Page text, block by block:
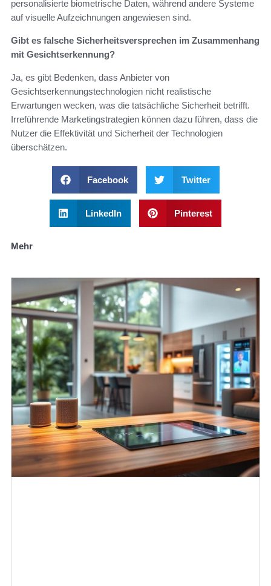
personalisierte biometrische Daten, während andere Systeme
auf visuelle Aufzeichnungen angewiesen sind.
Gibt es falsche Sicherheitsversprechen im Zusammenhang
mit Gesichtserkennung?
Ja, es gibt Bedenken, dass Anbieter von
Gesichtserkennungstechnologien nicht realistische
Erwartungen wecken, was die tatsächliche Sicherheit betrifft.
Irreführende Marketingstrategien können dazu führen, dass die
Nutzer die Effektivität und Sicherheit der Technologien
überschätzen.
Facebook Twitter
LinkedIn Pinterest
Mehr